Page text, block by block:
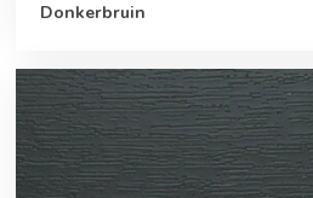
Donkerbruin